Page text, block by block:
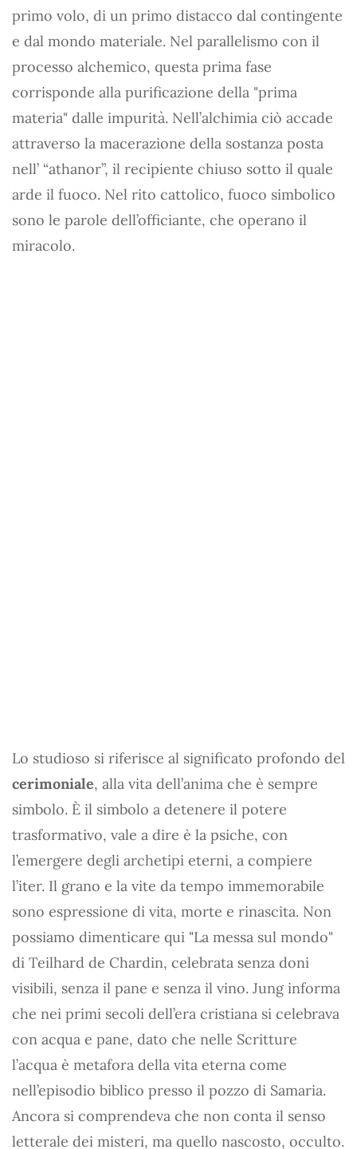
primo volo, di un primo distacco dal contingente
e dal mondo materiale. Nel parallelismo con il
processo alchemico, questa prima fase
corrisponde alla purificazione della "prima
materia" dalle impurità. Nell’alchimia ciò accade
attraverso la macerazione della sostanza posta
nell’ “athanor”, il recipiente chiuso sotto il quale
arde il fuoco. Nel rito cattolico, fuoco simbolico
sono le parole dell’officiante, che operano il
miracolo.
Lo studioso si riferisce al significato profondo del
cerimoniale, alla vita dell’anima che è sempre
simbolo. È il simbolo a detenere il potere
trasformativo, vale a dire è la psiche, con
l’emergere degli archetipi eterni, a compiere
l’iter. Il grano e la vite da tempo immemorabile
sono espressione di vita, morte e rinascita. Non
possiamo dimenticare qui "La messa sul mondo"
di Teilhard de Chardin, celebrata senza doni
visibili, senza il pane e senza il vino. Jung informa
che nei primi secoli dell’era cristiana si celebrava
con acqua e pane, dato che nelle Scritture
l’acqua è metafora della vita eterna come
nell’episodio biblico presso il pozzo di Samaria.
Ancora si comprendeva che non conta il senso
letterale dei misteri, ma quello nascosto, occulto.